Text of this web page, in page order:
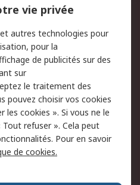
2.500 marques
Support technique
Sécurité des e-mails
Conditions générales
de vente
vie privée
autres technologies pour
pour la
de publicités sur des
sur
le traitement des
pouvez choisir vos cookies
les cookies ». Si vous ne le
refuser ». Cela peut
Pour en savoir
de cookies.